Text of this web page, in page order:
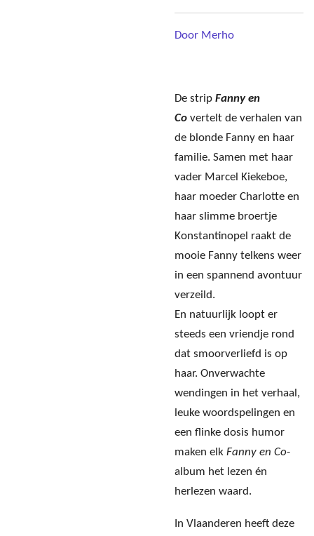
Door Merho
De strip Fanny en
Co vertelt de verhalen van
de blonde Fanny en haar
familie. Samen met haar
vader Marcel Kiekeboe,
haar moeder Charlotte en
haar slimme broertje
Konstantinopel raakt de
mooie Fanny telkens weer
in een spannend avontuur
verzeild.
En natuurlijk loopt er
steeds een vriendje rond
dat smoorverliefd is op
haar. Onverwachte
wendingen in het verhaal,
leuke woordspelingen en
een flinke dosis humor
maken elk Fanny en Co-
album het lezen én
herlezen waard.
In Vlaanderen heeft deze